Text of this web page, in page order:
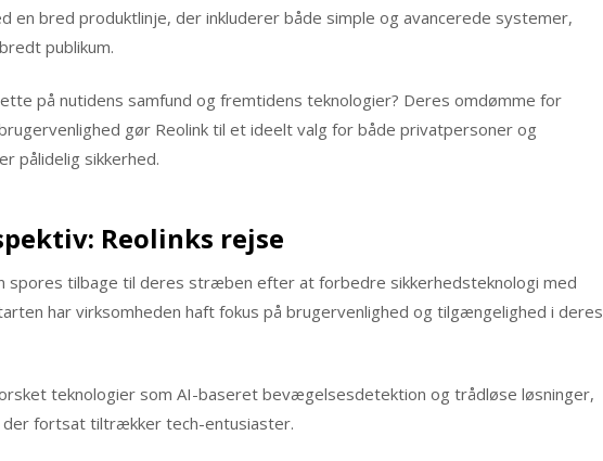
en bred produktlinje, der inkluderer både simple og avancerede systemer,
publikum.
på nutidens samfund og fremtidens teknologier? Deres omdømme for
gør Reolink til et ideelt valg for både privatpersoner og
pålidelig sikkerhed.
Reolinks rejse
spores tilbage til deres stræben efter at forbedre sikkerhedsteknologi med
har virksomheden haft fokus på brugervenlighed og tilgængelighed i deres
teknologier som AI-baseret bevægelsesdetektion og trådløse løsninger,
fortsat tiltrækker tech-entusiaster.